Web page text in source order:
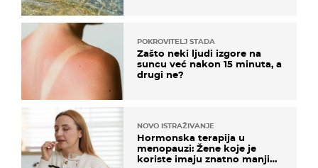
POKROVITELJ STADA
Zašto neki ljudi izgore na
suncu već nakon 15 minuta, a
drugi ne?
NOVO ISTRAŽIVANJE
Hormonska terapija u
menopauzi: Žene koje je
koriste imaju znatno manji